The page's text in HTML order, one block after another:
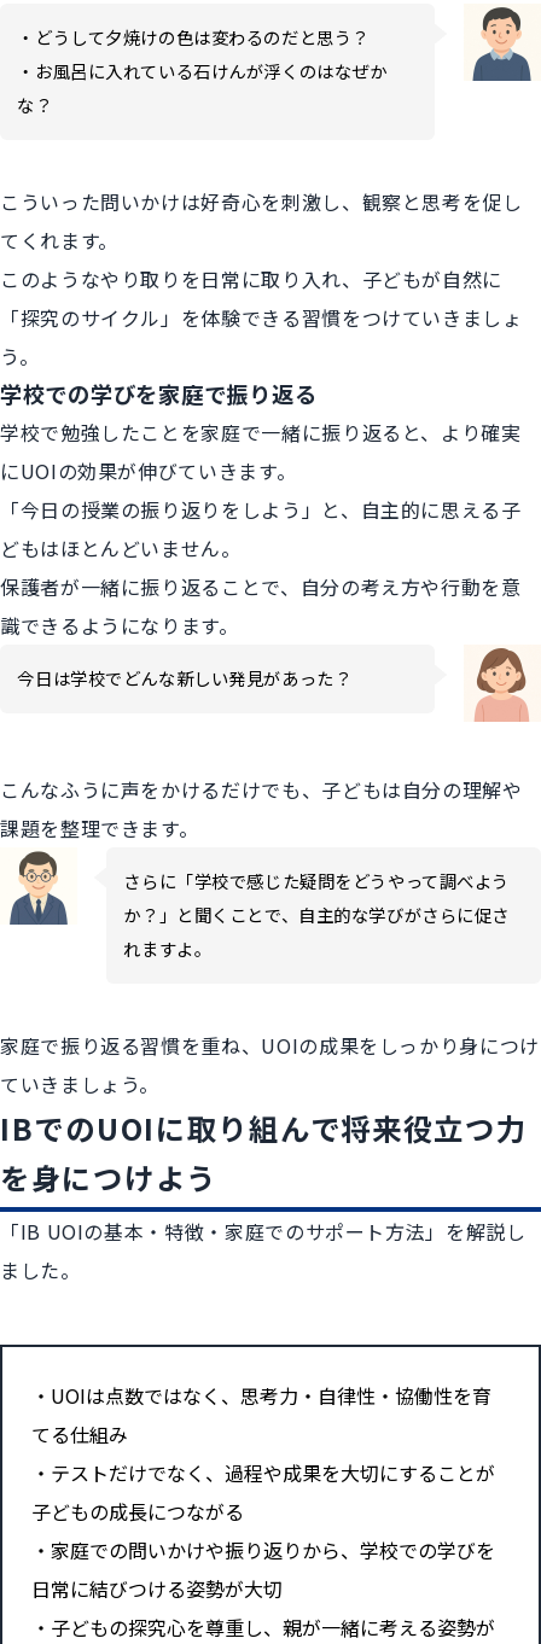
・どうして夕焼けの色は変わるのだと思う？
・お風呂に入れている石けんが浮くのはなぜか
な？
こういった問いかけは好奇心を刺激し、観察と思考を促し
てくれます。
このようなやり取りを日常に取り入れ、子どもが自然に
「探究のサイクル」を体験できる習慣をつけていきましょ
う。
学校での学びを家庭で振り返る
学校で勉強したことを家庭で一緒に振り返ると、より確実
にUOIの効果が伸びていきます。
「今日の授業の振り返りをしよう」と、自主的に思える子
どもはほとんどいません。
保護者が一緒に振り返ることで、自分の考え方や行動を意
識できるようになります。
今日は学校でどんな新しい発見があった？
こんなふうに声をかけるだけでも、子どもは自分の理解や
課題を整理できます。
さらに「学校で感じた疑問をどうやって調べよう
か？」と聞くことで、自主的な学びがさらに促さ
れますよ。
家庭で振り返る習慣を重ね、UOIの成果をしっかり身につけ
ていきましょう。
IBでのUOIに取り組んで将来役立つ力
を身につけよう
「IB UOIの基本・特徴・家庭でのサポート方法」を解説し
ました。
UOIは点数ではなく、思考力・自律性・協働性を育
てる仕組み
テストだけでなく、過程や成果を大切にすることが
子どもの成長につながる
家庭での問いかけや振り返りから、学校での学びを
日常に結びつける姿勢が大切
子どもの探究心を尊重し、親が一緒に考える姿勢が